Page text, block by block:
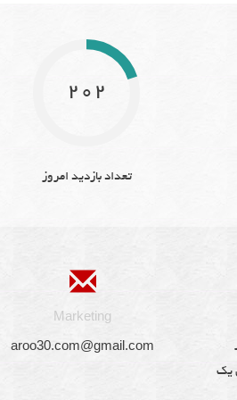
202
تعداد بازدید امروز
Marketing
aroo30.com@gmail.com
یک